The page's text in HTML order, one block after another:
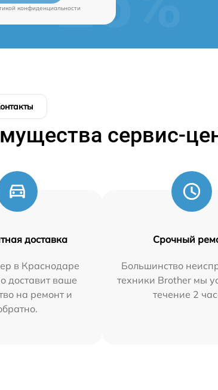
конфиденциальности
сервис-
доставка
в Краснодаре
доставит ваше
на ремонт и
Срочный
Большинство
техники Brother мы
течение 2